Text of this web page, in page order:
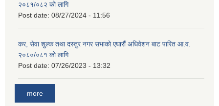
२०८१/०८२ को लागि
Post date: 08/27/2024 - 11:56
कर, सेवा शुल्क तथा दस्तुर नगर सभाको एघारौं अधिवेशन बाट पारित आ.व.
२०८०/०८१ को लागि
Post date: 07/26/2023 - 13:32
more